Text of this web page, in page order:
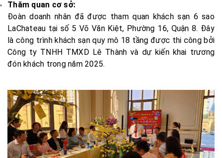
Thăm quan cơ sở:
Đoàn doanh nhân đã được tham quan khách sạn 6 sao
LaChateau tại số 5 Võ Văn Kiệt, Phường 16, Quận 8. Đây
là công trình khách sạn quy mô 18 tầng được thi công bởi
Công ty TNHH TMXD Lê Thành và dự kiến khai trương
đón khách trong năm 2025.